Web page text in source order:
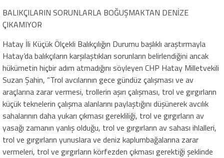
BALIKÇILARIN SORUNLARLA BOĞUŞMAKTAN DENİZE
ÇIKAMIYOR
Hatay İli Küçük Ölçekli Balıkçılığın Durumu başlıklı araştırmayla
Hatay’da balıkçıların karşılaştıkları sorunların belirlendiğini ancak
hükümetin hiçbir adım atmadığını söyleyen CHP Hatay Milletvekili
Suzan Şahin, “Trol avcılarının gece gündüz çalışması ve av
araçlarına zarar vermesi, trollerin aşırı çalışması, trol ve gırgırların
küçük teknelerin çalışma alanlarını paylaştığını düşünerek avcılık
sahalarının daha yukarı çıkması gerekliliği, trol ve gırgırların av
yasağı zamanın yanlış olduğu, trol ve gırgırların av sahası ihlalleri,
trol ve gırgırların yunuslara ve deniz kaplumbağalarına zarar
vermeleri, trol ve gırgırların körfezden çıkması gerektiği şeklinde